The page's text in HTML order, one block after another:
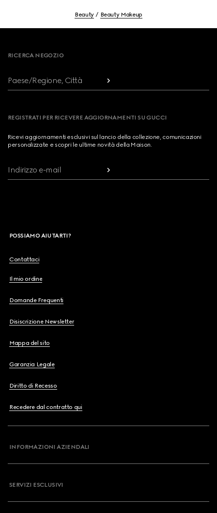
Beauty Beauty Makeup
RICERCA NEGOZIO
Paese/Regione, Città
REGISTRATI PER RICEVERE AGGIORNAMENTI SU GUCCI
Ricevi aggiornamenti esclusivi sul lancio della collezione, comunicazioni
personalizzate e scopri le ultime novità della Maison.
Indirizzo e-mail
POSSIAMO AIUTARTI?
Contattaci
Il mio ordine
Domande Frequenti
Disiscrizione Newsletter
Mappa del sito
Garanzia Legale
Diritto di Recesso
Recedere dal contratto qui
INFORMAZIONI AZIENDALI
SERVIZI ESCLUSIVI